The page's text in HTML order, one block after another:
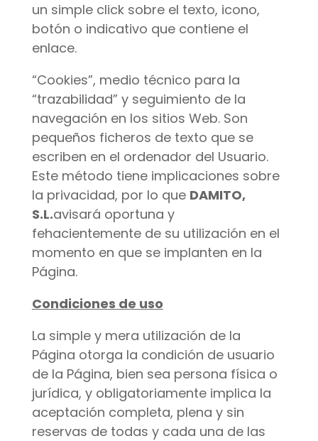
un simple click sobre el texto, icono,
botón o indicativo que contiene el
enlace.
“Cookies”, medio técnico para la
“trazabilidad” y seguimiento de la
navegación en los sitios Web. Son
pequeños ficheros de texto que se
escriben en el ordenador del Usuario.
Este método tiene implicaciones sobre
la privacidad, por lo que DAMITO,
S.L.avisará oportuna y
fehacientemente de su utilización en el
momento en que se implanten en la
Página.
Condiciones de uso
La simple y mera utilización de la
Página otorga la condición de usuario
de la Página, bien sea persona física o
jurídica, y obligatoriamente implica la
aceptación completa, plena y sin
reservas de todas y cada una de las